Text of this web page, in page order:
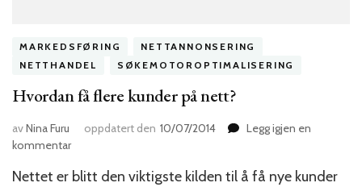
MARKEDSFØRING
NETTANNONSERING
NETTHANDEL
SØKEMOTOROPTIMALISERING
Hvordan få flere kunder på nett?
avNina Furu oppdatert den 10/07/2014
Legg igjen en
kommentartil
få
Nettet er blitt den viktigste kilden til å få nye kunder